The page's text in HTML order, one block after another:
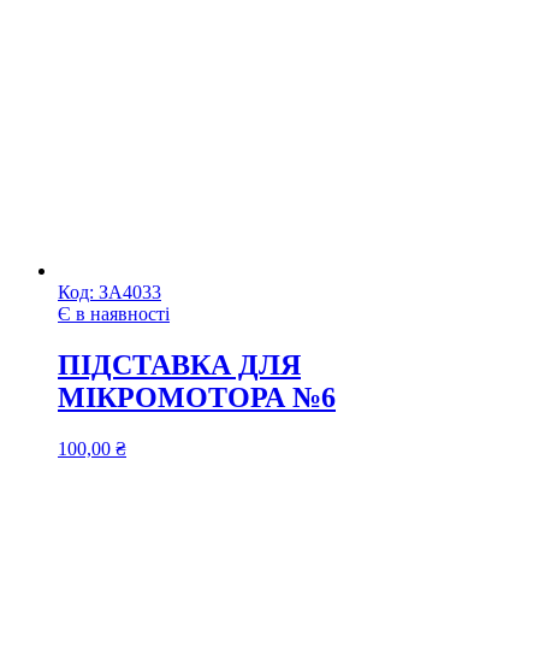
Код: ЗА4033
Є в наявності
ПІДСТАВКА ДЛЯ
МІКРОМОТОРА №6
100,00 ₴